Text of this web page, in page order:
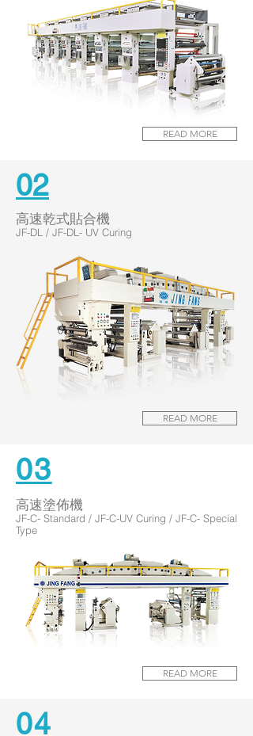
READ MORE
02
高速乾式貼合機
JF-DL / JF-DL- UV Curing
READ MORE
03
高速塗佈機
JF-C- Standard / JF-C-UV Curing / JF-C- Special
Type
READ MORE
04